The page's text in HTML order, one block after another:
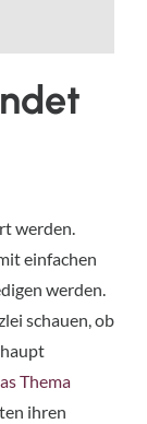
werden.
einfachen
werden.
schauen, ob
Thema
ihren